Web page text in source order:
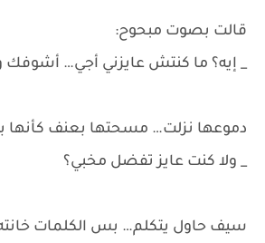
قالت بصوت مبحوح:
_ إيه؟ ما كنتش عايزني أجي…
دموعها نزلت… مسحتها بعنف كأنها
_ ولا كنت عايز تفضل مخبي؟
سيف حاول يتكلم… بس الكلمات